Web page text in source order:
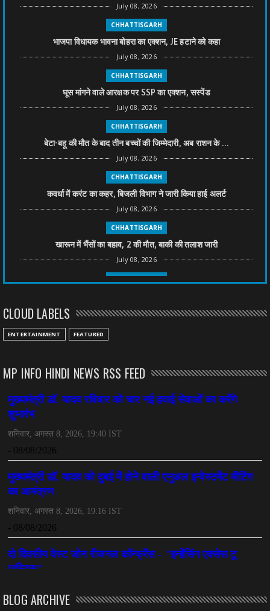
July 08, 2026
CHHATTISGARH
भाजपा विधायक भावना बोहरा का एक्शन, JE हटाने को कहा
July 08, 2026
CHHATTISGARH
घूस मांगने वाले आरक्षक पर SSP का एक्शन, सस्पेंड
July 08, 2026
CHHATTISGARH
बेटा-बहू की मौत के बाद तीन बच्चों की जिम्मेदारी, अब राशन के ...
July 08, 2026
CHHATTISGARH
कवर्धा में करंट का कहर, बिजली विभाग ने जारी किया हाई अलर्ट
July 08, 2026
CHHATTISGARH
खारून में भैंसों का बहाव, 2 की मौत, बाकी की तलाश जारी
July 08, 2026
CHHATTISGARH
July 08, 2026
CHHATTISGARH
महादेव ऐप केस में बड़ा एक्शन, सौरभ चंद्राकर हिरासत में
CHHATTISGARH
July 07, 2026
CLOUD LABELS
ENTERTAINMENT FEATURED
MP INFO HINDI NEWS RSS FEED
BLOG ARCHIVE